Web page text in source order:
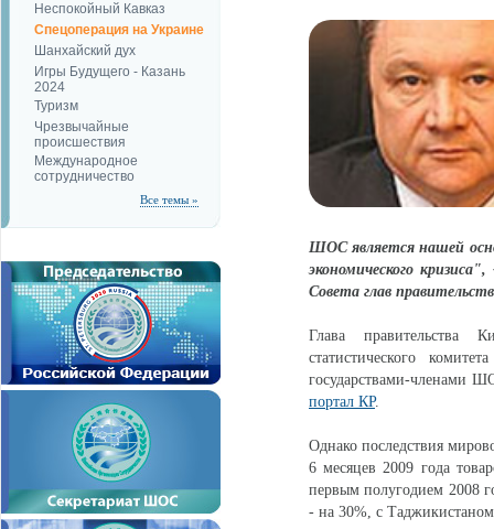
Неспокойный Кавказ
Спецоперация на Украине
Шанхайский дух
Игры Будущего - Казань
2024
Туризм
Чрезвычайные
происшествия
Международное
сотрудничество
Все темы »
ШОС является нашей
экономического
Совета глав
Глава правительства
статистического
государствами-членами
портал КР.
Однако последствия
6 месяцев 2009 года
первым полугодием 2008
- на 30%, с